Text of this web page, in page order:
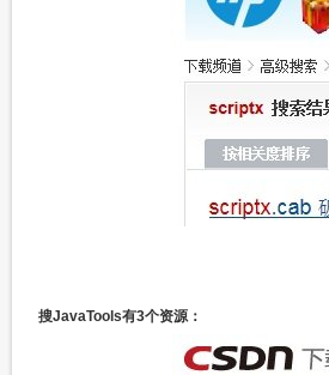
搜JavaTools有3个资源：